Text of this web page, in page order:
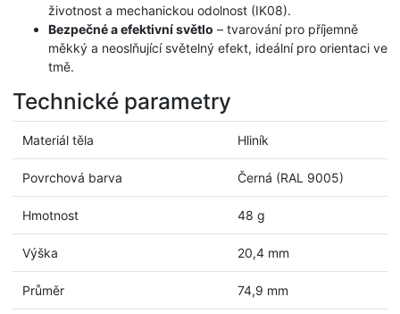
životnost a mechanickou odolnost (IK08).
Bezpečné a efektivní světlo – tvarování pro příjemně
měkký a neoslňující světelný efekt, ideální pro orientaci ve
tmě.
Technické parametry
Materiál těla Hliník
Povrchová barva Černá (RAL 9005)
Hmotnost 48 g
Výška 20,4 mm
Průměr 74,9 mm